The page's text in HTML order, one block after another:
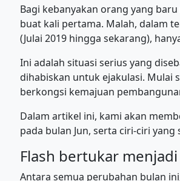
Bagi kebanyakan orang yang
buat kali pertama. Malah, dalam
(Julai 2019 hingga sekarang),
Ini adalah situasi serius yang
dihabiskan untuk ejakulasi. Mulai
berkongsi kemajuan
Dalam artikel ini, kami akan
pada bulan Jun, serta ciri-ciri
Flash bertukar menjadi
Antara semua perubahan bulan